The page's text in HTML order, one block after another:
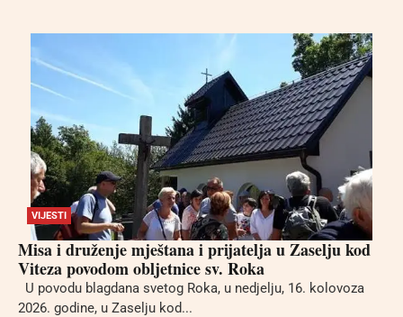
VIJESTI
Misa i druženje mještana i prijatelja u Zaselju kod
Viteza povodom obljetnice sv. Roka
U povodu blagdana svetog Roka, u nedjelju, 16. kolovoza
2026. godine, u Zaselju kod...